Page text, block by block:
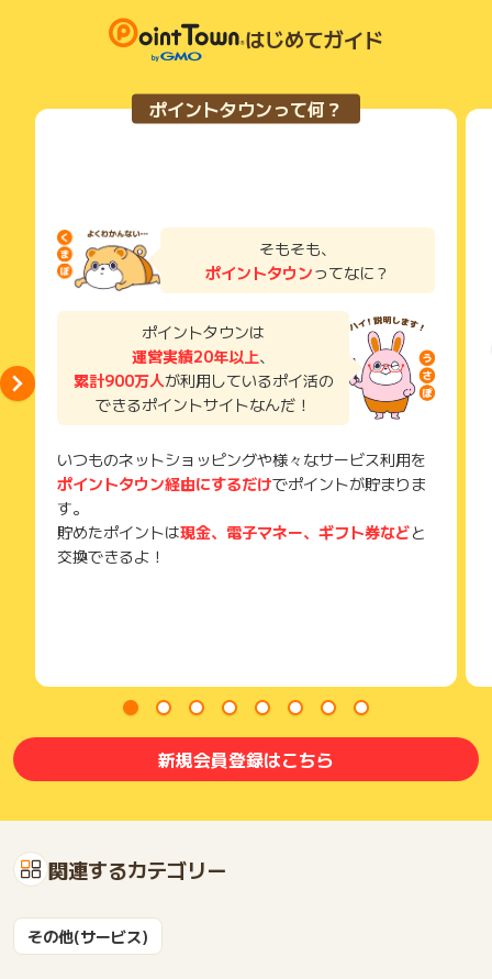
※本広告は以下に関する調査依頼を一切お受けできません。
ポイントタウンサポートでも対応いたしかねますので、ご了承
・獲得予定ポイントに反映されない
・非承認理由
ざいます。
い物を複数回ご利用された場合
・他のポイントサイトや比較サイト、検索サイトなどを経由し
て一度でも同サービス・お買い物を利用されたことがある場合
お申し込みやお買い物後、利用したサイトから送られる購入完
了などのメールは、ポイント獲得するまで必ず保管してくださ
獲得待ち・獲得失敗の状態でお問い合わせされる際に、該当の
メールを送っていただく場合がございます。
そのため、紛失・破棄された場合は対応いたしかねますので、
ご注意ください。
(※) SafariやChromeなどwebサイトを表示するアプリのこと
ン期間が予告なしに変更される場合がございますが、ご利用さ
れた時点の条件が適用されます。
条件を達成しているかどうかは各広告主ではなく、代理店が行
っているため、広告主はポイントに関する詳細を把握しており
ません。
そのため、ポイントタウンのポイントに関するお問い合わせを
得できませんので、ご注意くださいませ。
はじめてガイド
ポイントタウンって何？
そもそも、
ポイントタウンってなに？
ポイントタウンは
運営実績20年以上、
累計900万人が利用しているポイ活の
できるポイントサイトなんだ！
いつものネットショッピングや様々なサービス利用を
ポイントタウン経由にするだけでポイントが貯まりま
す。
貯めたポイントは現金、電子マネー、ギフト券などと
交換できるよ！
新規会員登録はこちら
関連するカテゴリー
その他(サービス)